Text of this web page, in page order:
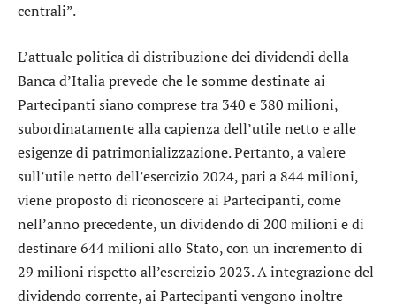
centrali”.
L’attuale politica di distribuzione dei dividendi della
Banca d’Italia prevede che le somme destinate ai
Partecipanti siano comprese tra 340 e 380 milioni,
subordinatamente alla capienza dell’utile netto e alle
esigenze di patrimonializzazione. Pertanto, a valere
sull’utile netto dell’esercizio 2024, pari a 844 milioni,
viene proposto di riconoscere ai Partecipanti, come
nell’anno precedente, un dividendo di 200 milioni e di
destinare 644 milioni allo Stato, con un incremento di
29 milioni rispetto all’esercizio 2023. A integrazione del
dividendo corrente, ai Partecipanti vengono inoltre